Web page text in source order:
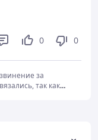
0 0
за
так как